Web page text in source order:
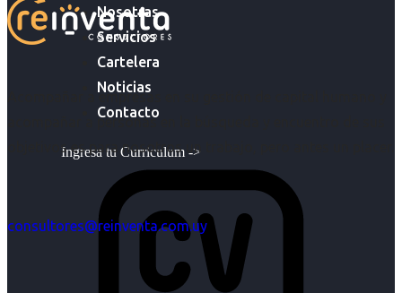
Nosotras
Servicios
Cartelera
Noticias
Contacto
Ingresa tu Curriculum ->
Acompañar a empresas en su gestión de capital humano y
acompañar a personas en la búsqueda y encuentro de sus
objetivos es para nosotros un trabajo, pero antes un placer.
consultores@reinventa.com.uy